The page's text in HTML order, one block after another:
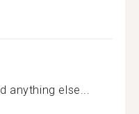
anything else...